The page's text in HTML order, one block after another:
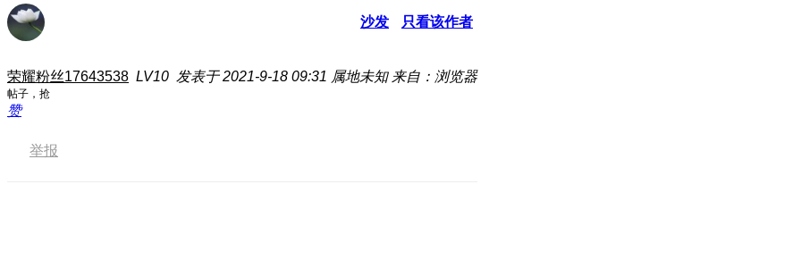
沙发 只看该作者
荣耀粉丝17643538 LV10 发表于 2021-9-18 09:31 属地未知 来自：浏览器
帖子，抢
赞
举报